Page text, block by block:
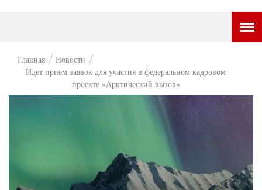
НОВОСТИ
ВОПРОС НЕДЕЛИ
СТИЛЬ ЖИЗНИ
Главная
Новости
Идет прием заявок для участия в федеральном кадровом
проекте «Арктический вызов»